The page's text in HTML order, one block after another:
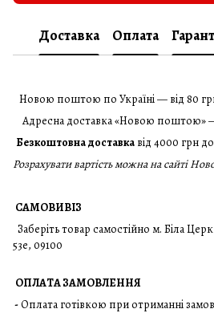
Доставка Оплата
Новою поштою по Україні — від 80
Адресна доставка «Новою поштою» —
Безкоштовна доставка від 4000 грн
Розрахувати вартість можна на сайті
САМОВИВІЗ
Заберіть товар самостійно м. Біла
53е, 09100
ОПЛАТА ЗАМОВЛЕННЯ
-Оплата готівкою при отриманні